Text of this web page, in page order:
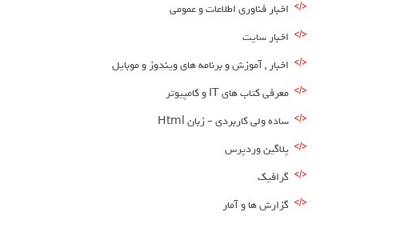
اخبار فناوری اطلاعات و عمومی
اخبار سایت
اخبار , آموزش و برنامه های ویندوز و موبایل
معرفی کتاب های IT و کامپیوتر
ساده ولی کاربردی – زبان Html
پلاگین وردپرس
گرافیک
گزارش ها و آمار